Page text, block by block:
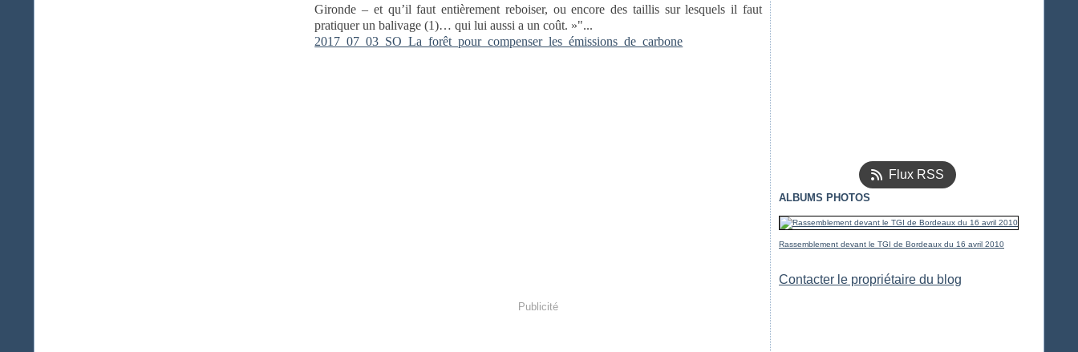
Gironde – et qu’il faut entièrement reboiser, ou encore des taillis sur lesquels il faut
pratiquer un balivage (1)… qui lui aussi a un coût. »"...
2017_07_03_SO_La_forêt_pour_compenser_les_émissions_de_carbone
Publicité
Flux RSS
ALBUMS PHOTOS
Rassemblement devant le TGI de Bordeaux du 16 avril 2010
Contacter le propriétaire du blog